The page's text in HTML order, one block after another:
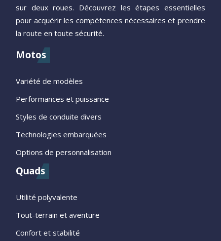
sur deux roues. Découvrez les étapes essentielles
pour acquérir les compétences nécessaires et prendre
la route en toute sécurité.
Motos
Variété de modèles
Performances et puissance
Styles de conduite divers
Technologies embarquées
Options de personnalisation
Quads
Utilité polyvalente
Tout-terrain et aventure
Confort et stabilité